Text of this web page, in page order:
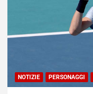
NOTIZIE PERSONAGGI